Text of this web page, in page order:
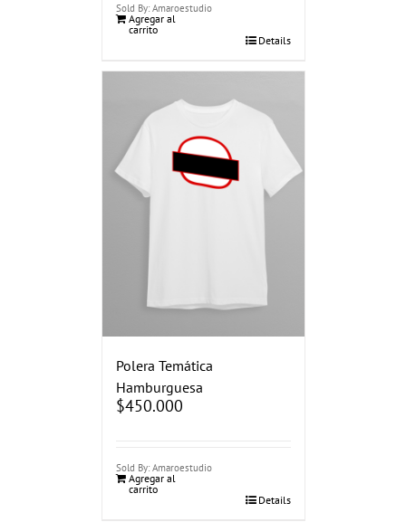
Sold By: Amaroestudio
Agregar al
carrito
Details
Polera Temática
Hamburguesa
$450.000
Sold By: Amaroestudio
Agregar al
carrito
Details